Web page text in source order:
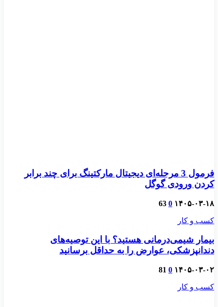
فرمول 3 مرحله‌ای دیجیتال مارکتینگ برای چند برابر
کردن ورودی گوگل
۱۴۰۵-۰۳-۱۸ 0
63
کسب و کار
بیمار شیمی‌درمانی هستید؟ با این توصیه‌های
دندانپزشکی، عوارض را به حداقل برسانید
۱۴۰۵-۰۳-۰۲ 0
81
کسب و کار